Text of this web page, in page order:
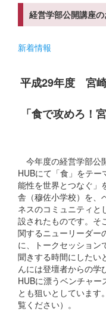
経営学部公開講座の
新着情報
平成29年度 宮
「食で攻めろ！
今年度の経営学部公
HUBにて「食」をテ
能性を世界とつなぐ」
舎（穆佐小学校）を、
ネスのコミュニティと
設されたものです。そ
関するニューリーダー
に、トークセッション
聞きする時間にしたい
んには登壇者からの学
HUBに漂うベンチャー
とも狙いとしています
覧ください）。